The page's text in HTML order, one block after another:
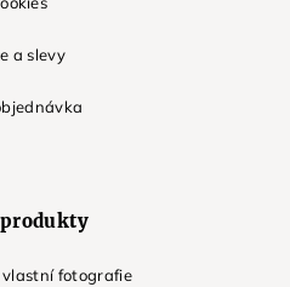
a slevy
produkty
fotografie